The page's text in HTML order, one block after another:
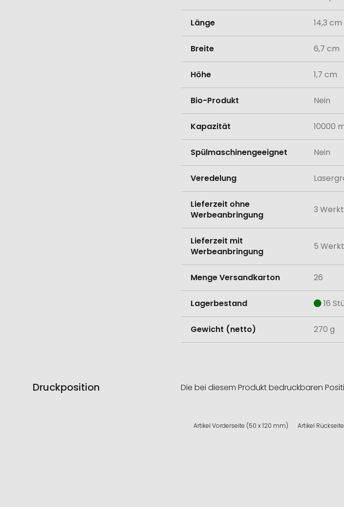
Länge 14,3 cm
Breite 6,7 cm
Höhe 1,7 cm
Bio-Produkt Nein
Kapazität 10000
Spülmaschinengeeignet Nein
Veredelung
Lieferzeit ohne
Werbeanbringung
3
Lieferzeit mit
Werbeanbringung
5
Menge Versandkarton 26
Lagerbestand 16
Gewicht (netto) 270 g
Druckposition Die bei diesem Produkt bedruckbaren
Artikel Vorderseite (50 x 120 mm) Artikel